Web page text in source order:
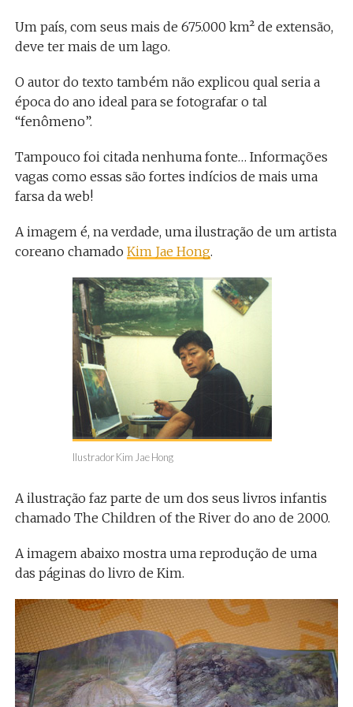
Um país, com seus mais de 675.000 km² de extensão,
deve ter mais de um lago.
O autor do texto também não explicou qual seria a
época do ano ideal para se fotografar o tal
“fenômeno”.
Tampouco foi citada nenhuma fonte… Informações
vagas como essas são fortes indícios de mais uma
farsa da web!
A imagem é, na verdade, uma ilustração de um artista
coreano chamado Kim Jae Hong.
Ilustrador Kim Jae Hong
A ilustração faz parte de um dos seus livros infantis
chamado The Children of the River do ano de 2000.
A imagem abaixo mostra uma reprodução de uma
das páginas do livro de Kim.